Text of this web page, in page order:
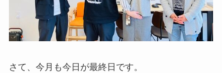
さて、今月も今日が最終日です。